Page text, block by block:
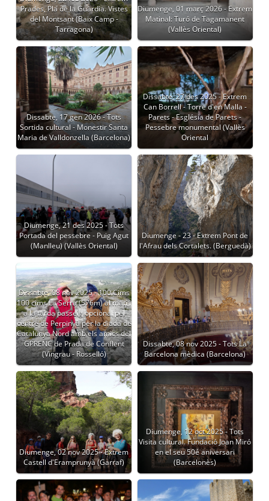
Prades, Pla de la Guàrdia. Vistes
del Montsant (Baix Camp -
Tarragona)
Diumenge, 01 març 2026 - Extrem
Matinal: Turó de Tagamanent
(Vallès Oriental)
Dissabte, 17 gen 2026 - Tots
Sortida cultural - Monestir Santa
Maria de Valldonzella (Barcelona)
Dissabte, 27 des 2025 - Extrem
Can Borrell - Torre d'en Malla -
Parets - Església de Parets -
Pessebre monumental (Vallès
Oriental
Diumenge, 21 des 2025 - Tots
Portada del pessebre - Puig Agut
(Manlleu) (Vallès Oriental)
Diumenge - 23 - Extrem Pont de
l'Afrau dels Cortalets. (Berguedà)
Dissabte, 08 nov 2025 - 100 Cims
100 cims La Serra (576m) al matí i
a la tarda passeig opcional pel
centre de Perpinyà per la diada de
Catalunya Nord amb els amics del
GPRENC de Prada de Conflent
(Vingrau - Rosselló)
Dissabte, 08 nov 2025 - Tots La
Barcelona mèdica (Barcelona)
Diumenge, 02 nov 2025 - Extrem
Castell d'Eramprunyà (Garraf)
Diumenge, 12 oct 2025 - Tots
Visita cultural. Fundació Joan Miró
en el seu 50é aniversari
(Barcelonès)